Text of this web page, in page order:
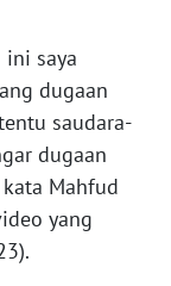
ini saya
dugaan
saudara-
dugaan
Mahfud
yang